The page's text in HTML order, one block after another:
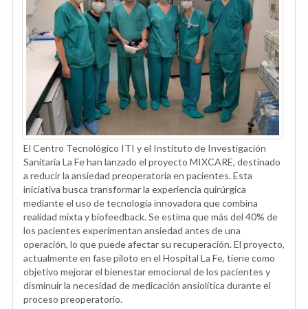
El Centro Tecnológico ITI y el Instituto de Investigación
Sanitaria La Fe han lanzado el proyecto MIXCARE, destinado
a reducir la ansiedad preoperatoria en pacientes. Esta
iniciativa busca transformar la experiencia quirúrgica
mediante el uso de tecnología innovadora que combina
realidad mixta y biofeedback. Se estima que más del 40% de
los pacientes experimentan ansiedad antes de una
operación, lo que puede afectar su recuperación. El proyecto,
actualmente en fase piloto en el Hospital La Fe, tiene como
objetivo mejorar el bienestar emocional de los pacientes y
disminuir la necesidad de medicación ansiolítica durante el
proceso preoperatorio.